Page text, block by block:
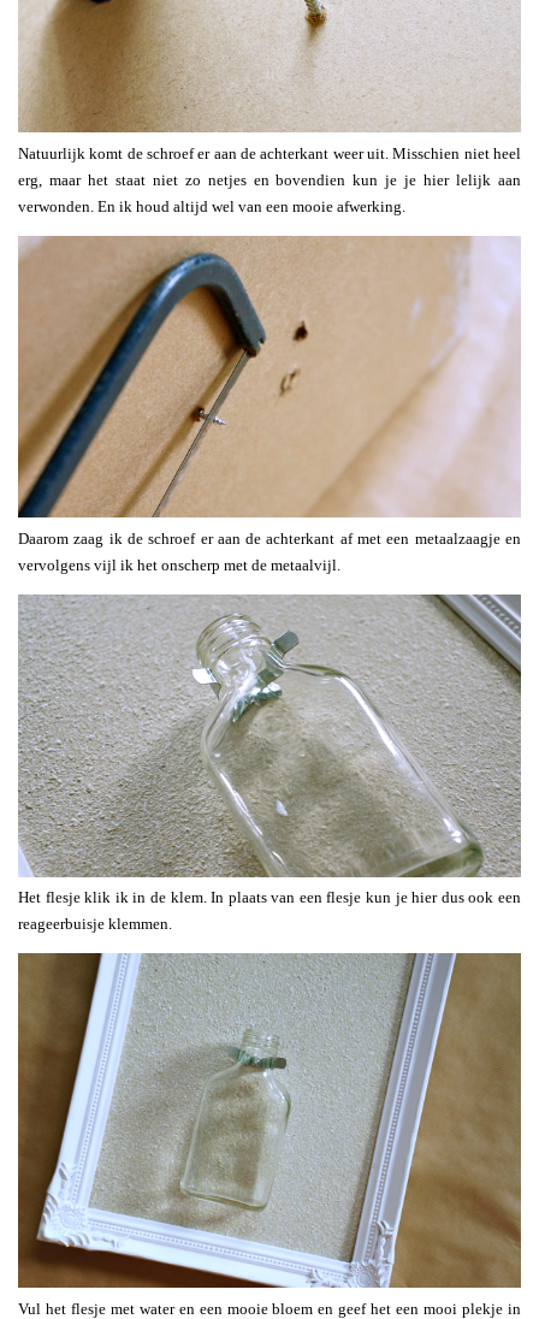
Natuurlijk komt de schroef er aan de achterkant weer uit. Misschien niet heel
erg, maar het staat niet zo netjes en bovendien kun je je hier lelijk aan
verwonden. En ik houd altijd wel van een mooie afwerking.
Daarom zaag ik de schroef er aan de achterkant af met een metaalzaagje en
vervolgens vijl ik het onscherp met de metaalvijl.
Het flesje klik ik in de klem. In plaats van een flesje kun je hier dus ook een
reageerbuisje klemmen.
Vul het flesje met water en een mooie bloem en geef het een mooi plekje in